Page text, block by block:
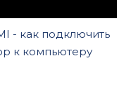
- как подключить
к компьютеру